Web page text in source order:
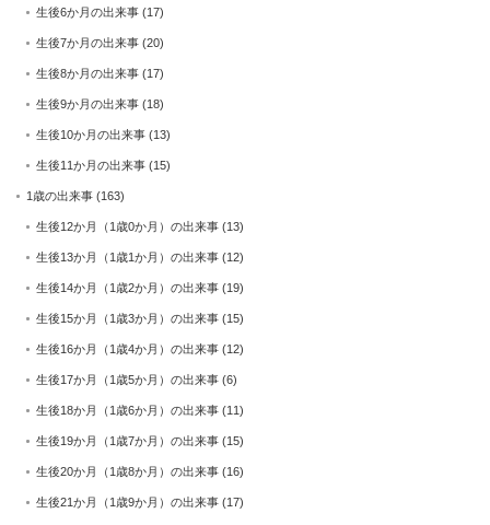
生後6か月の出来事 (17)
生後7か月の出来事 (20)
生後8か月の出来事 (17)
生後9か月の出来事 (18)
生後10か月の出来事 (13)
生後11か月の出来事 (15)
1歳の出来事 (163)
生後12か月（1歳0か月）の出来事 (13)
生後13か月（1歳1か月）の出来事 (12)
生後14か月（1歳2か月）の出来事 (19)
生後15か月（1歳3か月）の出来事 (15)
生後16か月（1歳4か月）の出来事 (12)
生後17か月（1歳5か月）の出来事 (6)
生後18か月（1歳6か月）の出来事 (11)
生後19か月（1歳7か月）の出来事 (15)
生後20か月（1歳8か月）の出来事 (16)
生後21か月（1歳9か月）の出来事 (17)